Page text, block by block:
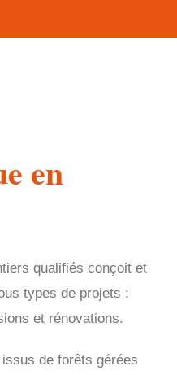
en
qualifiés conçoit et
types de projets :
et rénovations.
de forêts gérées